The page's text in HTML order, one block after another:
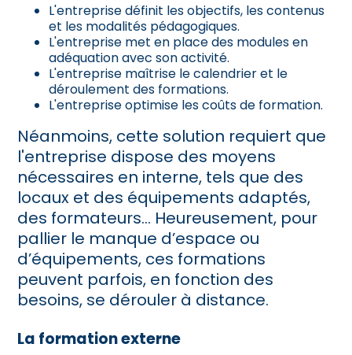
L'entreprise définit les objectifs, les contenus
et les modalités pédagogiques.
L'entreprise met en place des modules en
adéquation avec son activité.
L'entreprise maîtrise le calendrier et le
déroulement des formations.
L'entreprise optimise les coûts de formation.
Néanmoins, cette solution requiert que
l'entreprise dispose des moyens
nécessaires en interne, tels que des
locaux et des équipements adaptés,
des formateurs... Heureusement, pour
pallier le manque d’espace ou
d’équipements, ces formations
peuvent parfois, en fonction des
besoins, se dérouler à distance.
La formation externe